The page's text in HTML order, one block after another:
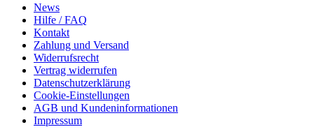
News
Hilfe / FAQ
Kontakt
Zahlung und Versand
Widerrufsrecht
Vertrag widerrufen
Datenschutzerklärung
Cookie-Einstellungen
AGB und Kundeninformationen
Impressum